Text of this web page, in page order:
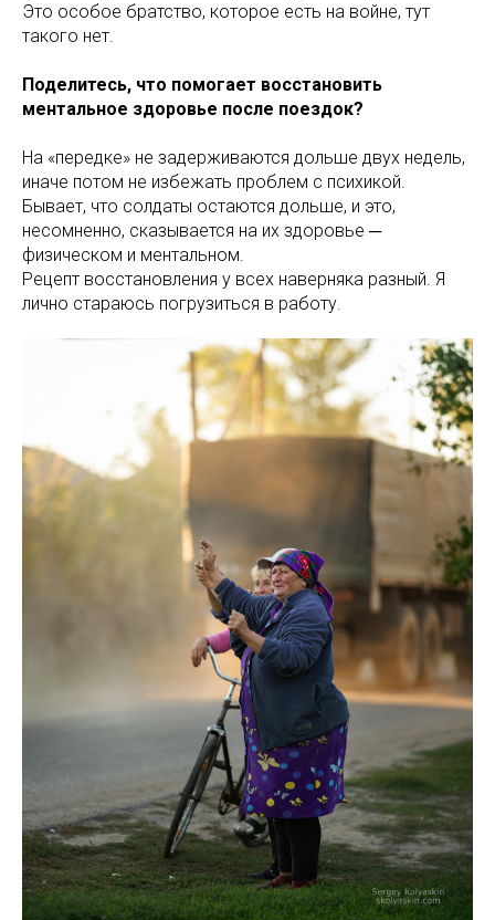
Это особое братство, которое есть на войне, тут
такого нет.
Поделитесь, что помогает восстановить
ментальное здоровье после поездок?
На «передке» не задерживаются дольше двух недель,
иначе потом не избежать проблем с психикой.
Бывает, что солдаты остаются дольше, и это,
несомненно, сказывается на их здоровье ─
физическом и ментальном.
Рецепт восстановления у всех наверняка разный. Я
лично стараюсь погрузиться в работу.